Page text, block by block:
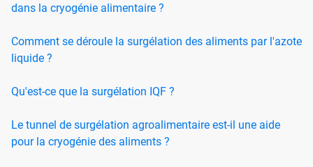
dans la cryogénie alimentaire ?
Comment se déroule la surgélation des aliments par l'azote
liquide ?
Qu'est-ce que la surgélation IQF ?
Le tunnel de surgélation agroalimentaire est-il une aide
pour la cryogénie des aliments ?